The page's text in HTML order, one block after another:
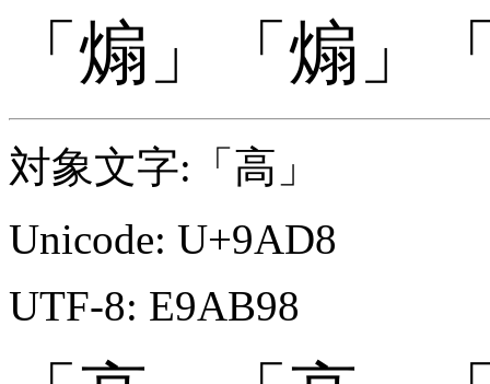
「煽󠄇」 「煽󠄇」
対象文字:「高」
Unicode: U+9AD8
UTF-8: E9AB98